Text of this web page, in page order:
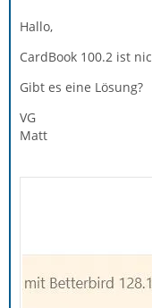
Hallo,
CardBook 100.2 ist
Gibt es eine Lösung?
VG
Matt